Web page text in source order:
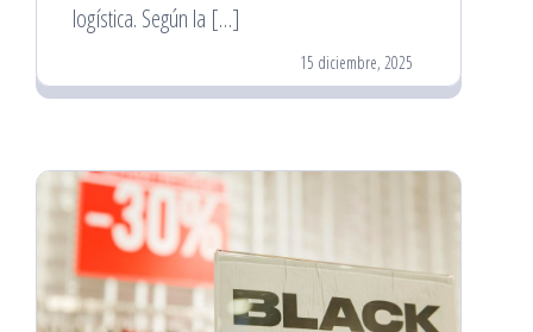
logística. Según la […]
15 diciembre, 2025